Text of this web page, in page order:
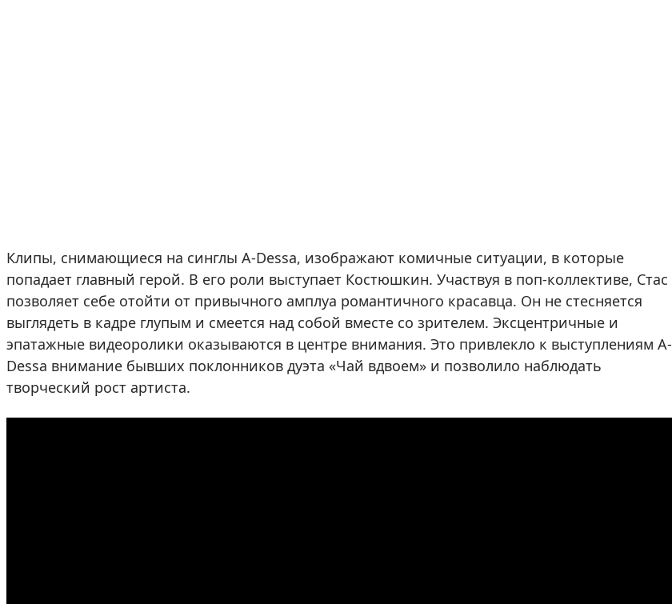
Клипы, снимающиеся на синглы A-Dessa, изображают комичные ситуации, в которые
попадает главный герой. В его роли выступает Костюшкин. Участвуя в поп-коллективе, Стас
позволяет себе отойти от привычного амплуа романтичного красавца. Он не стесняется
выглядеть в кадре глупым и смеется над собой вместе со зрителем. Эксцентричные и
эпатажные видеоролики оказываются в центре внимания. Это привлекло к выступлениям A-
Dessa внимание бывших поклонников дуэта «Чай вдвоем» и позволило наблюдать
творческий рост артиста.